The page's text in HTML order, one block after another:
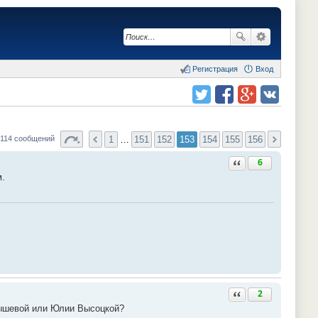
Вход
Регистрация
сообщений 1 151 152 153 154 155 156
Ответить с цитатой
6
Ответить с цитатой
2
или Юлии Высоцкой?